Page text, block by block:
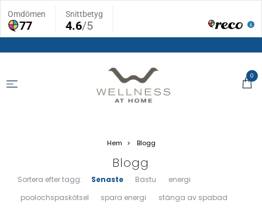
0
Hem Blogg
Blogg
Sortera efter tagg: Senaste Bastu
energi
poolochspaskötsel
spara energi
stänga av spabad